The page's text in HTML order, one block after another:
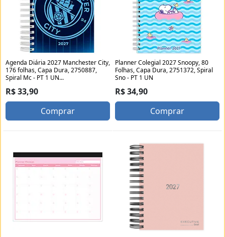
Agenda Diária 2027 Manchester City,
176 folhas, Capa Dura, 2750887,
Spiral Mc - PT 1 UN...
R$ 33,90
Comprar
Planner Colegial 2027 Snoopy, 80
Folhas, Capa Dura, 2751372, Spiral
Sno - PT 1 UN
R$ 34,90
Comprar